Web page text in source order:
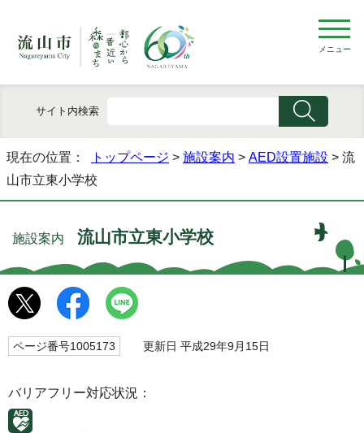
メニュー
サイト内検索
現在の位置： トップページ > 施設案内 > AED設置施設 > 流
山市立東小学校
施設案内 流山市立東小学校
ページ番号1005173 更新日 平成29年9月15日
バリアフリー対応状況：